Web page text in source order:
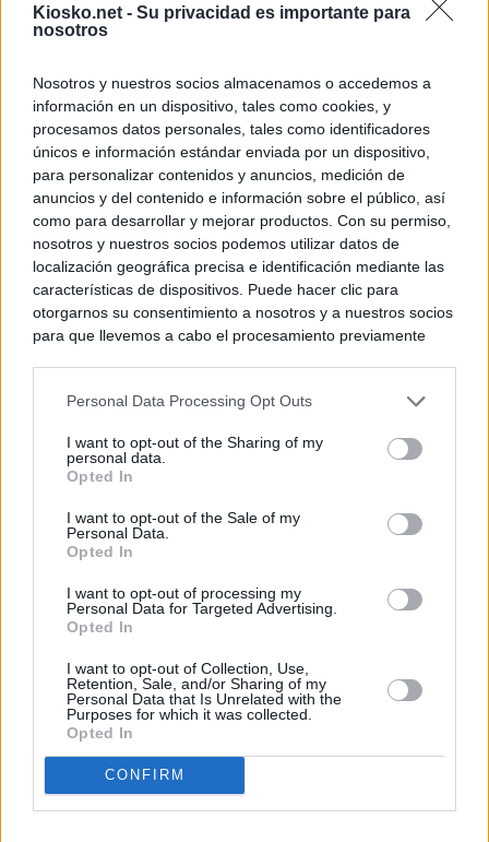
Kiosko.net - Su privacidad es importante para
nosotros
Nosotros y nuestros socios almacenamos o accedemos a
información en un dispositivo, tales como cookies, y
procesamos datos personales, tales como identificadores
únicos e información estándar enviada por un dispositivo,
para personalizar contenidos y anuncios, medición de
anuncios y del contenido e información sobre el público, así
como para desarrollar y mejorar productos. Con su permiso,
nosotros y nuestros socios podemos utilizar datos de
localización geográfica precisa e identificación mediante las
características de dispositivos. Puede hacer clic para
otorgarnos su consentimiento a nosotros y a nuestros socios
para que llevemos a cabo el procesamiento previamente
negar su consentimiento. Tenga en cuenta que algún
de su consentimiento, pero usted tiene el derecho de
rechazar tal procesamiento. Sus preferencias se aplicarán
cualquier momento entrando de nuevo en este sitio web o
visitando nuestra política de privacidad.
Personal Data Processing Opt Outs
I want to opt-out of the Sharing of my
personal data.
Opted In
I want to opt-out of the Sale of my
Personal Data.
Opted In
I want to opt-out of processing my
Personal Data for Targeted Advertising.
Opted In
I want to opt-out of Collection, Use,
Retention, Sale, and/or Sharing of my
Personal Data that Is Unrelated with the
Purposes for which it was collected.
Opted In
CONFIRM